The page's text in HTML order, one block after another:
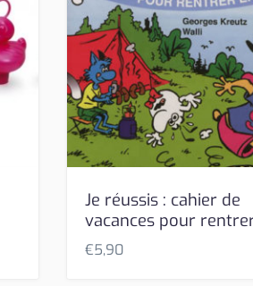
Je réussis : cahier de
vacances pour
€5,90